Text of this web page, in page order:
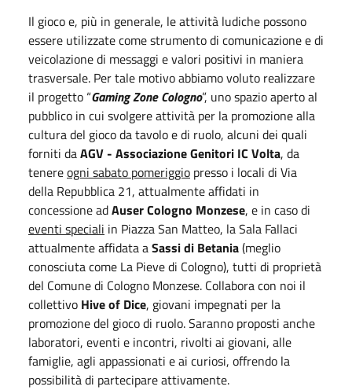
Il gioco e, più in generale, le attività ludiche possono
essere utilizzate come strumento di comunicazione e di
veicolazione di messaggi e valori positivi in maniera
trasversale. Per tale motivo abbiamo voluto realizzare
il progetto “Gaming Zone Cologno”, uno spazio aperto al
pubblico in cui svolgere attività per la promozione alla
cultura del gioco da tavolo e di ruolo, alcuni dei quali
forniti daAGV - Associazione Genitori IC Volta, da
tenereogni sabato pomeriggio presso i locali di Via
della Repubblica 21, attualmente affidati in
concessione adAuser Cologno Monzese, e in caso di
eventi speciali in Piazza San Matteo, la Sala Fallaci
attualmente affidata aSassi di Betania(meglio
conosciuta come La Pieve di Cologno), tutti di proprietà
del Comune di Cologno Monzese. Collabora con noi il
collettivo Hive of Dice, giovani impegnati per la
promozione del gioco di ruolo. Saranno proposti anche
laboratori, eventi e incontri, rivolti ai giovani, alle
famiglie, agli appassionati e ai curiosi, offrendo la
possibilità di partecipare attivamente.